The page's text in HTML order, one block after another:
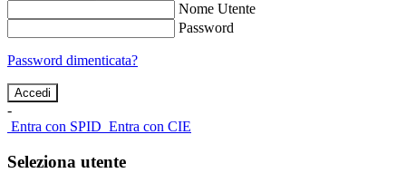
Nome Utente
Password
Password dimenticata?
-
Entra con SPID Entra con CIE
Seleziona utente